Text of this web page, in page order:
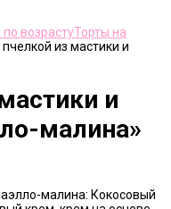
возрастуТорты на
пчелкой из мастики и
и
малина»
малина: Кокосовый